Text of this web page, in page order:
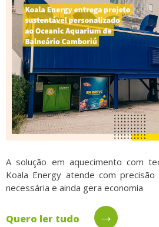
A solução em aquecimento com
Koala Energy atende com
necessária e ainda gera economia
Quero ler tudo →